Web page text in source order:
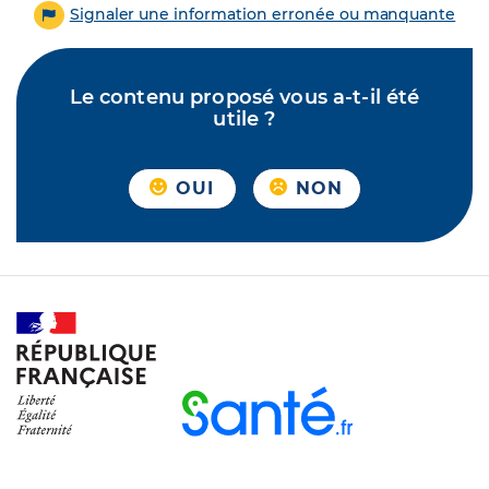
Signaler une information erronée ou manquante
Le contenu proposé vous a-t-il été
utile ?
OUI NON